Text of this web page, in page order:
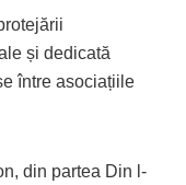
și dedicată
între asociațiile
din partea Din l-